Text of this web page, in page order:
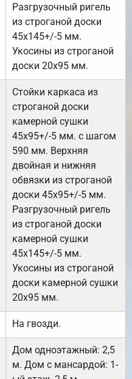
Разгрузочный ригель
из строганой доски
45х145+/-5 мм.
Укосины из строганой
доски 20х95 мм.
Стойки каркаса из
строганой доски
камерной сушки
45х95+/-5 мм. с шагом
590 мм. Верхняя
двойная и нижняя
обвязки из строганой
доски 45х95+/-5 мм.
Разгрузочный ригель
из строганой доски
камерной сушки
45х145+/-5 мм.
Укосины из строганой
доски камерной сушки
20х95 мм.
На гвозди.
Дом одноэтажный: 2,5
м. Дом с мансардой: 1-